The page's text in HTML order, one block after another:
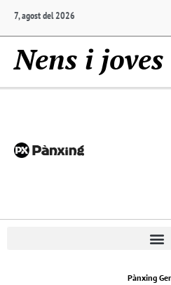
7, agost del 2026
Nens i joves
Pànxing